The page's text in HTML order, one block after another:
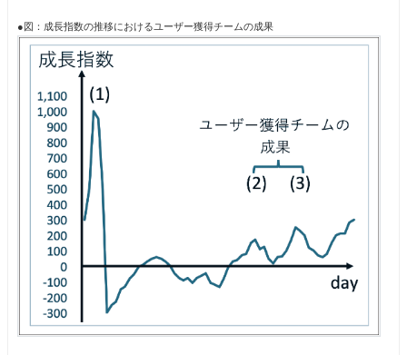
●図：成長指数の推移におけるユーザー獲得チームの成果